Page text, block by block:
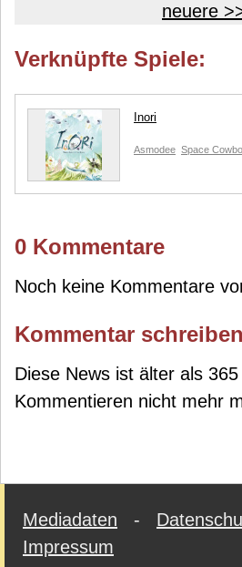
neuere
Verknüpfte Spiele:
Inori
Asmodee Space
0 Kommentare
Noch keine Kommentare
Kommentar
Diese News ist älter als 365
Kommentieren nicht mehr
Mediadaten -
Impressum